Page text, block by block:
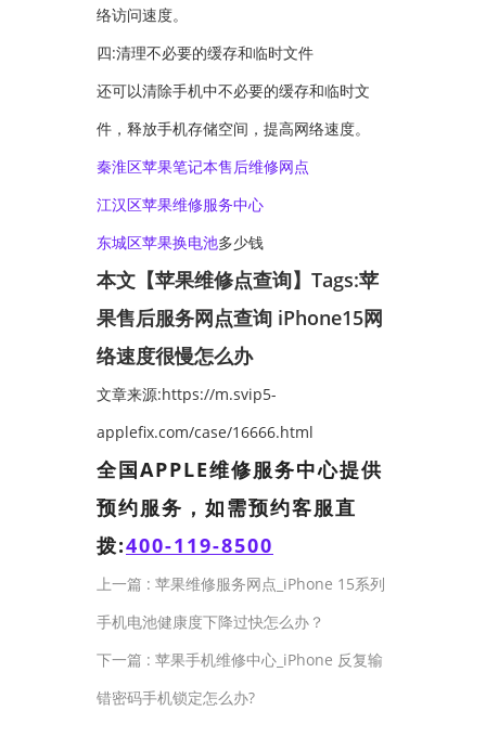
络访问速度。
四:清理不必要的缓存和临时文件
还可以清除手机中不必要的缓存和临时文
件，释放手机存储空间，提高网络速度。
秦淮区苹果笔记本售后维修网点
江汉区苹果维修服务中心
东城区苹果换电池多少钱
本文【苹果维修点查询】Tags:苹
果售后服务网点查询 iPhone15网
络速度很慢怎么办
文章来源:https://m.svip5-
applefix.com/case/16666.html
全国APPLE维修服务中心提供
预约服务，如需预约客服直
拨:400-119-8500
上一篇 : 苹果维修服务网点_iPhone 15系列
手机电池健康度下降过快怎么办？
下一篇 : 苹果手机维修中心_iPhone 反复输
错密码手机锁定怎么办?